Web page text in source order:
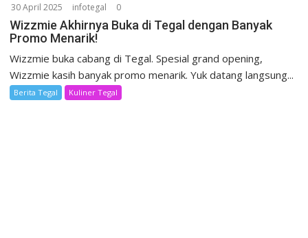
30 April 2025 infotegal 0
Wizzmie Akhirnya Buka di Tegal dengan Banyak
Promo Menarik!
Wizzmie buka cabang di Tegal. Spesial grand opening,
Wizzmie kasih banyak promo menarik. Yuk datang langsung...
Berita Tegal Kuliner Tegal